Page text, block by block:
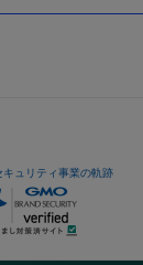
キュリティ事業の軌跡